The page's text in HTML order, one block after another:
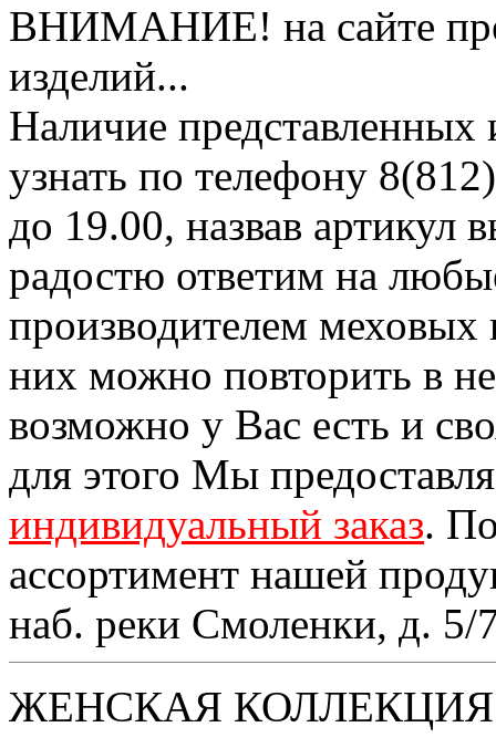
ВНИМАНИЕ! на сайте
изделий...
Наличие
узнать по телефону
до 19.00, назвав
радостю ответим на
производителем
них можно повторить в
возможно у Вас есть и
для этого Мы
индивидуальный заказ.
ассортимент нашей
наб. реки Смоленки, д. 5/
ЖЕНСКАЯ КОЛЛЕКЦИЯ